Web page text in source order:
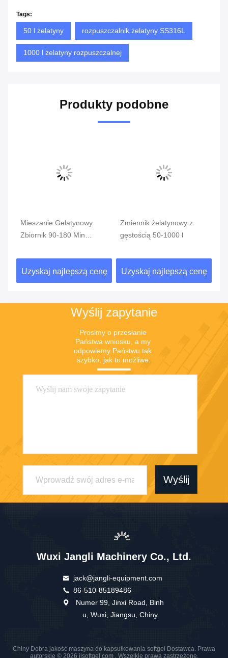
Tags:
50 l żelatyny rozpuszczalnik żelatyny SS316L
1000 l żelatyny rozpuszczalnej
Produkty podobne
Mieszanie Gelatynowy
Zbiornik 90-180 Min
Uzyskaj najlepszą cenę
Zmiennik żelatynowy z
gęstością 50-1000 l
Uzyskaj najlepszą cenę
Wyślij zapytanie
Prosimy o przesłanie
Państwa wniosku, a my
odpowiemy Państwu tak
szybko, jak to możliwe.
Wyślij
Wuxi Jangli Machinery Co., Ltd.
jack@jangli-equipment.com
86-510-85189486
Numer 99, Jinxi Road, Binh
u, Wuxi, Jiangsu, Chiny
Chiny Dobra jakość maszyna do kapsułkowania softgel Dostawca. Prawa
autorskie © 2026 jlsoftgel.com . Wszelkie prawa zastrzeżone.